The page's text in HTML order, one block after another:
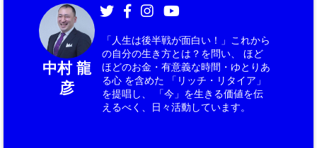
中村 龍
彦
「人生は後半戦が面白い！」これから
の自分の生き方とは？を問い、 ほど
ほどのお金・有意義な時間・ゆとりあ
る心 を含めた 「リッチ・リタイア」
を提唱し、 「今」を生きる価値を伝
えるべく、日々活動しています。